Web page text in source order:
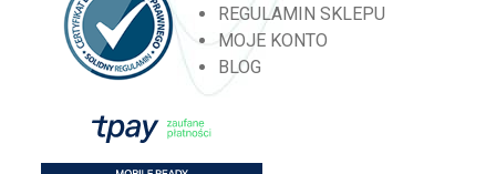
REGULAMIN SKLEPU
MOJE KONTO
BLOG